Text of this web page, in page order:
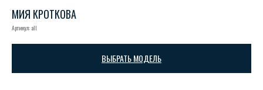
МИЯ КРОТКОВА
Артикул: all
ВЫБРАТЬ МОДЕЛЬ